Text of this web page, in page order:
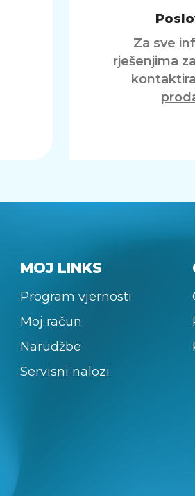
Za sve
rješenjima
MOJ LINKS
Program vjernosti
Moj račun
Narudžbe
Servisni nalozi